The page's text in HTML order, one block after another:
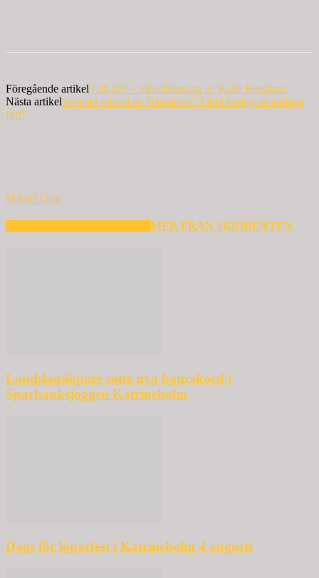
Föregående artikel3.36,63! – rekordlöpning av Kalle Berglund
Nästa artikelSvenskt rekord av Napoleon:”Alltid härligt att springa
fort”
Mikael Grip
MER FRÅN SKRIBENTEN
Landslagslöpare satte nya banrekord i
Sparbanksjoggen Katrineholm
Dags för löparfest i Katrineholm 4 augusti